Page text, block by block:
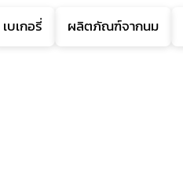
เบเกอรี่ ผลิตภัณฑ์จากนม